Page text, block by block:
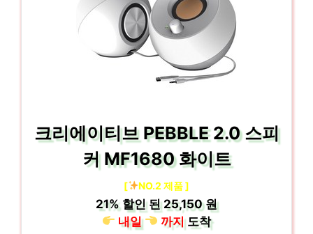
크리에이티브 PEBBLE 2.0 스피
커 MF1680 화이트
[ NO.2 제품 ]
21% 할인 된25,150 원
내일
까지도착